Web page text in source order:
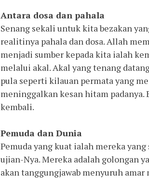
Antara dosa dan pahala
Senang sekali untuk kita bezakan
realitinya pahala dan dosa. Allah
menjadi sumber kepada kita ialah
melalui akal. Akal yang tenang
pula seperti kilauan permata yang
meninggalkan kesan hitam
kembali.
Pemuda dan Dunia
Pemuda yang kuat ialah mereka yang
ujian-Nya. Mereka adalah golongan
akan tanggungjawab menyuruh